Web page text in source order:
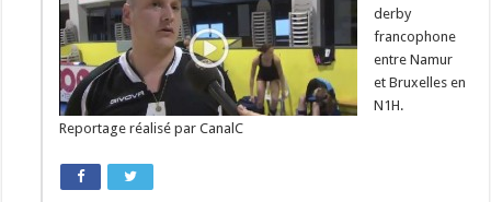
derby
francophone
entre Namur
et Bruxelles en
N1H.
Reportage réalisé par CanalC